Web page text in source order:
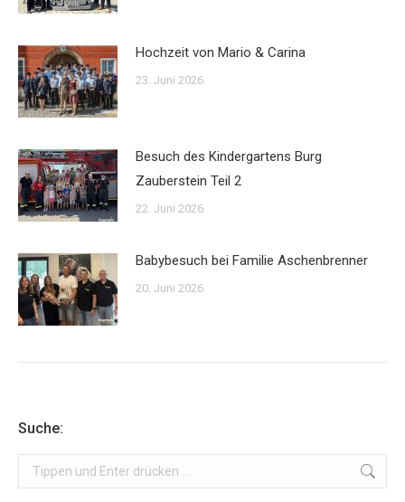
Hochzeit von Mario & Carina
23. Juni 2026
Besuch des Kindergartens Burg
Zauberstein Teil 2
22. Juni 2026
Babybesuch bei Familie Aschenbrenner
20. Juni 2026
Suche:
Search: